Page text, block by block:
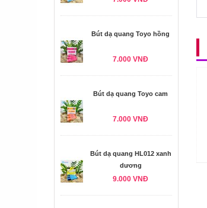
Bút dạ quang Toyo hồng
7.000 VNĐ
Bút dạ quang Toyo cam
7.000 VNĐ
Bút dạ quang HL012 xanh
dương
9.000 VNĐ